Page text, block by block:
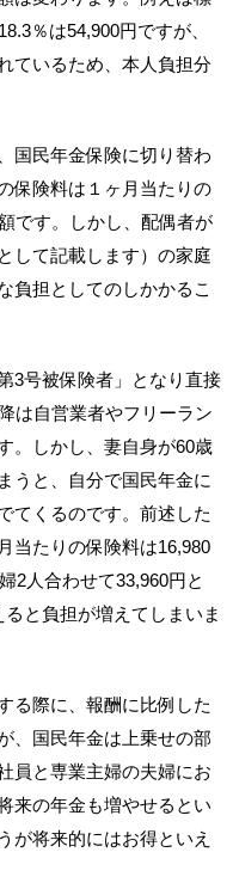
％は54,900円ですが、
ているため、本人負担分
国民年金保険に切り替わ
保険料は１ヶ月当たりの
です。しかし、配偶者が
して記載します）の家庭
負担としてのしかかるこ
3号被保険者」となり直接
は自営業者やフリーラン
。しかし、妻自身が60歳
うと、自分で国民年金に
てくるのです。前述した
当たりの保険料は16,980
2人合わせて33,960円と
と負担が増えてしまいま
る際に、報酬に比例した
、国民年金は上乗せの部
員と専業主婦の夫婦にお
来の年金も増やせるとい
が将来的にはお得といえ